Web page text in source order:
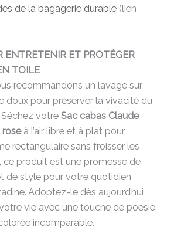
de la bagagerie durable (lien
ENTRETENIR ET PROTÉGER
TOILE
recommandons un lavage sur
doux pour préserver la vivacité du
Séchez votreSac cabas Claude
roseà l’air libre et à plat pour
rectangulaire sans froisser les
ce produit est une promesse de
de style pour votre quotidien
Adoptez-le dès aujourd’hui
vie avec une touche de poésie
incomparable.